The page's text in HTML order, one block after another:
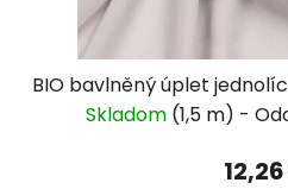
BIO bavlněný úplet
Skladom (1,5 m)